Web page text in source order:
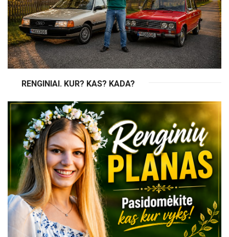
RENGINIAI. KUR? KAS? KADA?